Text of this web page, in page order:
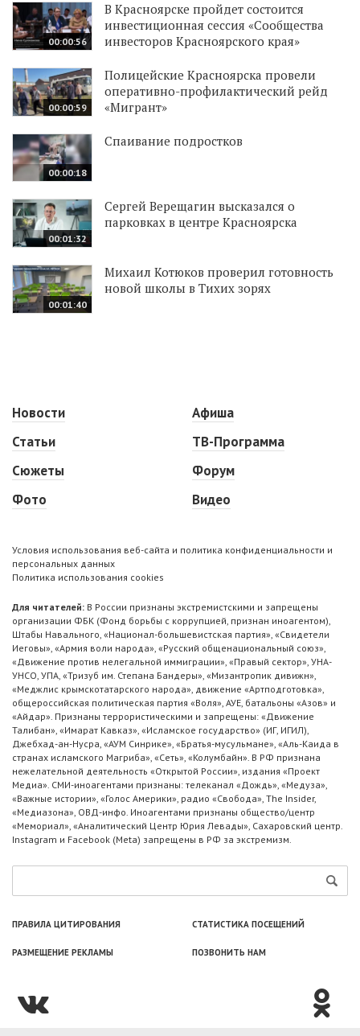
00:00:56
В Красноярске пройдет состоится
инвестиционная сессия «Сообщества
инвесторов Красноярского края»
00:00:59
Полицейские Красноярска провели
оперативно-профилактический рейд
«Мигрант»
00:00:18
Спаивание подростков
00:01:32
Сергей Верещагин высказался о
парковках в центре Красноярска
00:01:40
Михаил Котюков проверил готовность
новой школы в Тихих зорях
Новости
Статьи
Сюжеты
Фото
Афиша
ТВ-Программа
Форум
Видео
Условия использования веб-сайта и политика конфиденциальности и
персональных данных
Политика использования cookies
Для читателей: В России признаны экстремистскими и запрещены
организации ФБК (Фонд борьбы с коррупцией, признан иноагентом),
Штабы Навального, «Национал-большевистская партия», «Свидетели
Иеговы», «Армия воли народа», «Русский общенациональный союз»,
«Движение против нелегальной иммиграции», «Правый сектор», УНА-
УНСО, УПА, «Тризуб им. Степана Бандеры», «Мизантропик дивижн»,
«Меджлис крымскотатарского народа», движение «Артподготовка»,
общероссийская политическая партия «Воля», АУЕ, батальоны «Азов» и
«Айдар». Признаны террористическими и запрещены: «Движение
Талибан», «Имарат Кавказ», «Исламское государство» (ИГ, ИГИЛ),
Джебхад-ан-Нусра, «АУМ Синрике», «Братья-мусульмане», «Аль-Каида в
странах исламского Магриба», «Сеть», «Колумбайн». В РФ признана
нежелательной деятельность «Открытой России», издания «Проект
Медиа». СМИ-иноагентами признаны: телеканал «Дождь», «Медуза»,
«Важные истории», «Голос Америки», радио «Свобода», The Insider,
«Медиазона», ОВД-инфо. Иноагентами признаны общество/центр
«Мемориал», «Аналитический Центр Юрия Левады», Сахаровский центр.
Instagram и Facebook (Metа) запрещены в РФ за экстремизм.
ПРАВИЛА ЦИТИРОВАНИЯ СТАТИСТИКА ПОСЕЩЕНИЙ
РАЗМЕЩЕНИЕ РЕКЛАМЫ ПОЗВОНИТЬ НАМ